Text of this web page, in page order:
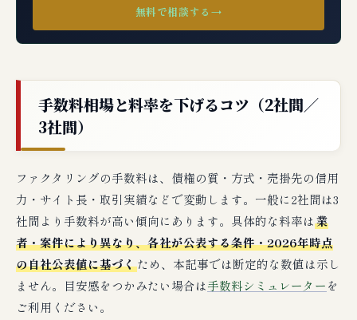
無料で相談する →
手数料相場と料率を下げるコツ（2社間／
3社間）
ファクタリングの手数料は、債権の質・方式・売掛先の信用
力・サイト長・取引実績などで変動します。一般に2社間は3
社間より手数料が高い傾向にあります。具体的な料率は業
者・案件により異なり、各社が公表する条件・2026年時点
の自社公表値に基づくため、本記事では断定的な数値は示し
ません。目安感をつかみたい場合は手数料シミュレーターを
ご利用ください。